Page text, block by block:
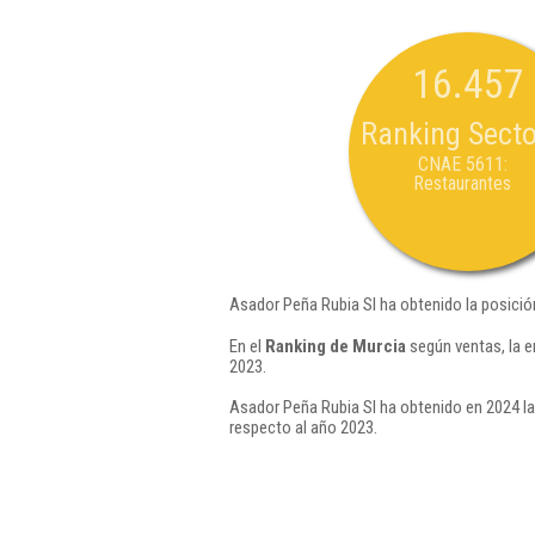
16.457
Ranking
CNAE 5611:
Restaurantes
Asador Peña Rubia Sl ha obtenido la
En el Ranking de Murcia según ventas, la
2023.
Asador Peña Rubia Sl ha obtenido en 2024
respecto al año 2023.